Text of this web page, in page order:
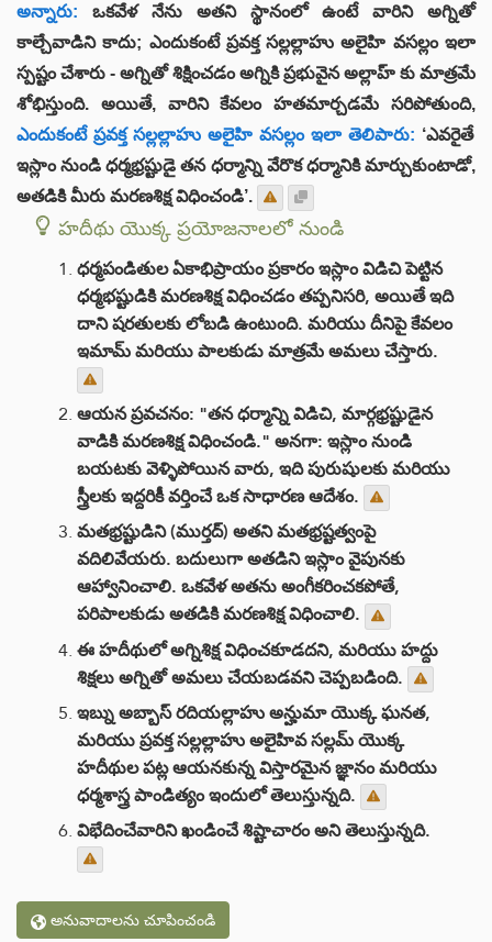
అన్నారు: ఒకవేళ నేను అతని స్థానంలో ఉంటే వారిని అగ్నితో
కాల్చేవాడిని కాదు; ఎందుకంటే ప్రవక్త సల్లల్లాహు అలైహి వసల్లం ఇలా
స్పష్టం చేశారు - అగ్నితో శిక్షించడం అగ్నికి ప్రభువైన అల్లాహ్ కు మాత్రమే
శోభిస్తుంది. అయితే, వారిని కేవలం హతమార్చడమే సరిపోతుంది,
ఎందుకంటే ప్రవక్త సల్లల్లాహు అలైహి వసల్లం ఇలా తెలిపారు: ‘ఎవరైతే
ఇస్లాం నుండి ధర్మభ్రష్టుడై తన ధర్మాన్ని వేరొక ధర్మానికి మార్చుకుంటాడో,
అతడికి మీరు మరణశిక్ష విధించండి’.
హదీథు యొక్క ప్రయోజనాలలో నుండి
ధర్మపండితుల ఏకాభిప్రాయం ప్రకారం ఇస్లాం విడిచి పెట్టిన
ధర్మభష్టుడికి మరణశిక్ష విధించడం తప్పనిసరి, అయితే ఇది
దాని షరతులకు లోబడి ఉంటుంది. మరియు దీనిపై కేవలం
ఇమామ్ మరియు పాలకుడు మాత్రమే అమలు చేస్తారు.
ఆయన ప్రవచనం: "తన ధర్మాన్ని విడిచి, మార్గభ్రష్టుడైన
వాడికి మరణశిక్ష విధించండి." అనగా: ఇస్లాం నుండి
బయటకు వెళ్ళిపోయిన వారు, ఇది పురుషులకు మరియు
స్త్రీలకు ఇద్దరికీ వర్తించే ఒక సాధారణ ఆదేశం.
మతభ్రష్టుడిని (ముర్తద్) అతని మతభ్రష్టత్వంపై
వదిలివేయరు. బదులుగా అతడిని ఇస్లాం వైపునకు
ఆహ్వానించాలి. ఒకవేళ అతను అంగీకరించకపోతే,
పరిపాలకుడు అతడికి మరణశిక్ష విధించాలి.
ఈ హదీథులో అగ్నిశిక్ష విధించకూడదని, మరియు హద్దు
శిక్షలు అగ్నితో అమలు చేయబడవని చెప్పబడింది.
ఇబ్ను అబ్బాస్ రదియల్లాహు అన్హుమా యొక్క ఘనత,
మరియు ప్రవక్త సల్లల్లాహు అలైహివ సల్లమ్ యొక్క
హదీథుల పట్ల ఆయనకున్న విస్తారమైన జ్ఞానం మరియు
ధర్మశాస్త్ర పాండిత్యం ఇందులో తెలుస్తున్నది.
విభేదించేవారిని ఖండించే శిష్టాచారం అని తెలుస్తున్నది.
అనువాదాలను చూపించండి